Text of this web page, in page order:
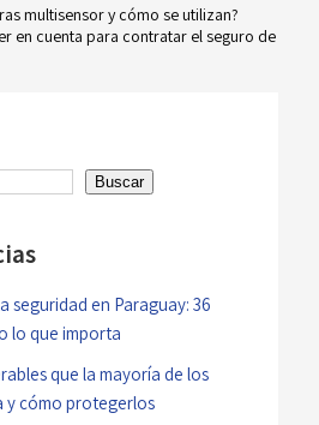
multisensor y cómo se utilizan?
en cuenta para contratar el seguro de
Buscar
seguridad en Paraguay: 36
lo que importa
que la mayoría de los
y cómo protegerlos